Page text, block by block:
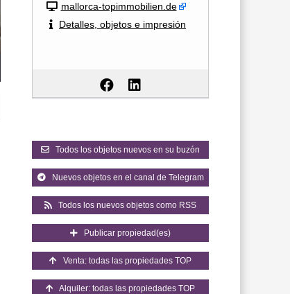
mallorca-topimmobilien.de
Detalles, objetos e impresión
Todos los objetos nuevos en su buzón
Nuevos objetos en el canal de Telegram
Todos los nuevos objetos como RSS
Publicar propiedad(es)
Venta: todas las propiedades TOP
Alquiler: todas las propiedades TOP